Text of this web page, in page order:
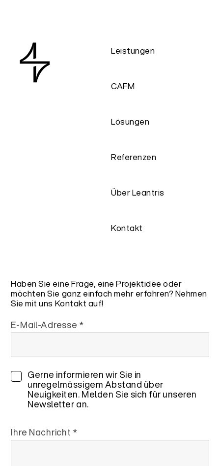
Leistungen
CAFM
Lösungen
Referenzen
Über Leantris
Kontakt
Haben Sie eine Frage, eine Projektidee oder
möchten Sie ganz einfach mehr erfahren? Nehmen
Sie mit uns Kontakt auf!
E-Mail-Adresse *
Gerne informieren wir Sie in
unregelmässigem Abstand über
Neuigkeiten. Melden Sie sich für unseren
Newsletter an.
Ihre Nachricht *